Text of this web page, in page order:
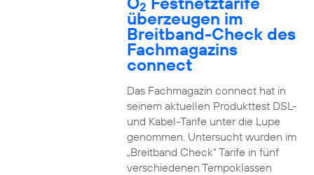
2
überzeugen im
Breitband-Check des
Fachmagazins
connect
Das Fachmagazin connect hat in
seinem aktuellen Produkttest DSL-
und Kabel-Tarife unter die Lupe
genommen. Untersucht wurden im
„Breitband Check“ Tarife in fünf
verschiedenen Tempoklassen